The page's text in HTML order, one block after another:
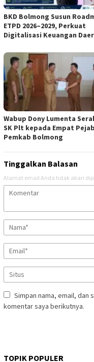
BKD Bolmong Susun
ETPD 2026–2029, Perkuat
Digitalisasi Keuangan
Wabup Dony Lumenta
SK Plt kepada Empat
Pemkab Bolmong
Tinggalkan Balasan
Alamat email Anda tidak akan
Simpan nama, email, dan
komentar saya berikutnya.
TOPIK POPULER